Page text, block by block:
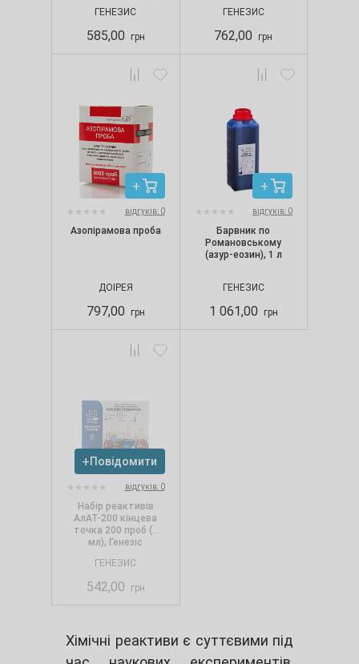
гемоглобіну, Генезіс
ГЕНЕЗИС
585,00 грн
ГЕНЕЗИС
762,00 грн
відгуків: 0
Азопірамова проба
ДОІPЕЯ
797,00 грн
відгуків: 0
Барвник по
Романовському
(азур-еозин), 1 л
ГЕНЕЗИС
1 061,00 грн
Повідомити
відгуків: 0
Набір реактивів
АлАТ-200 кінцева
точка 200 проб (2
мл), Генезіс
ГЕНЕЗИС
542,00 грн
Хімічні реактиви є суттєвими під